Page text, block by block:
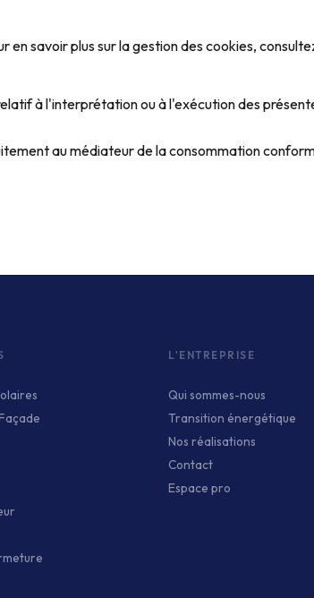
en savoir plus sur la gestion des cookies,
à l'interprétation ou à l'exécution des
au médiateur de la consommation
L'ENTREPRISE
Qui sommes-nous
Transition énergétique
Nos réalisations
Contact
Espace pro